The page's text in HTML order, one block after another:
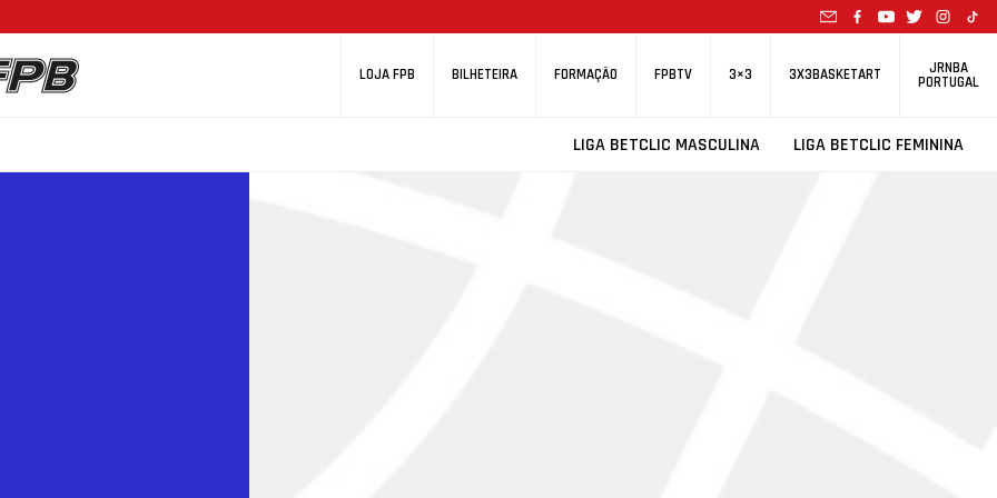
LOJA FPB BILHETEIRA FORMAÇÃO FPBTV 3×3 3X3BASKETART JRNBA
PORTUGAL
LIGA BETCLIC MASCULINA LIGA BETCLIC FEMININA